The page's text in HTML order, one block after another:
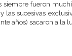
siempre fueron
las sucesivas
años) sacaron a la